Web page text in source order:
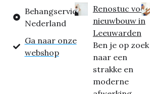
Behangservice
Nederland
Ga naar onze
webshop
Renostuc voor
nieuwbouw in
Leeuwarden
Ben je op zoek
naar een
strakke en
moderne